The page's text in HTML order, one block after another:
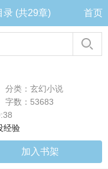
录 (共29章) 首页
分类：玄幻小说
字数：53683
经验
加入书架